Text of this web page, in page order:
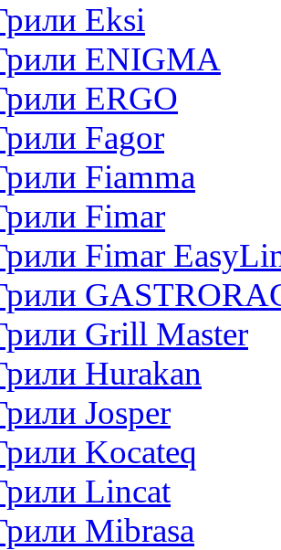
Eksi
ENIGMA
ERGO
Fagor
Fiamma
Fimar
Fimar
Grill Master
Hurakan
Josper
Kocateq
Lincat
Mibrasa